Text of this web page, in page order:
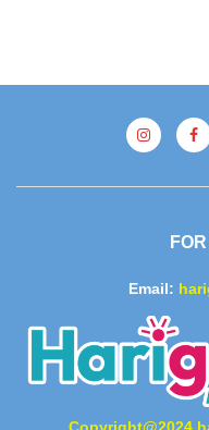
Email:
Copyright@2024